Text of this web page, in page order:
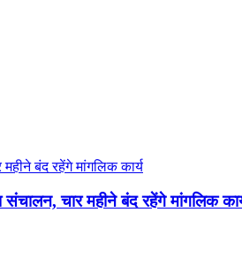
चार महीने बंद रहेंगे मांगलिक